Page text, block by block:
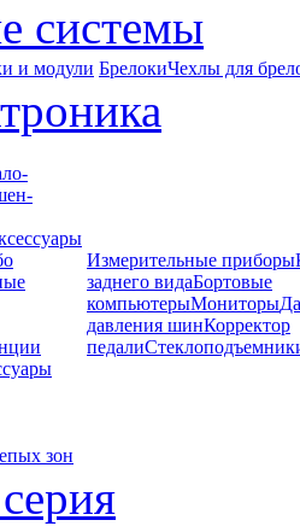
системы
и модули БрелокиЧехлы для
зон
Измерительные приборы
заднего видаБортовые
компьютерыМониторы
давления шинКорректор
педали